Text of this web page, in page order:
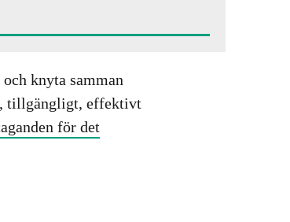
knyta samman
tillgängligt, effektivt
för det